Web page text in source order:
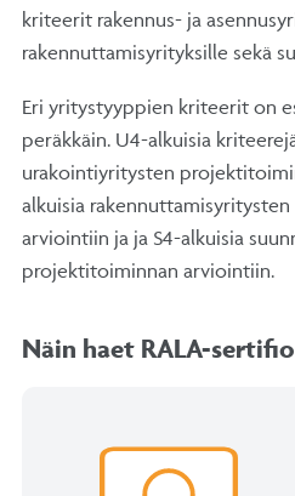
kriteerit rakennus- ja
rakennuttamisyrityksille sekä
Eri yritystyyppien kriteerit on
peräkkäin. U4-alkuisia
urakointiyritysten
alkuisia
arviointiin ja ja S4-alkuisia
projektitoiminnan arviointiin.
Näin haet RALA-